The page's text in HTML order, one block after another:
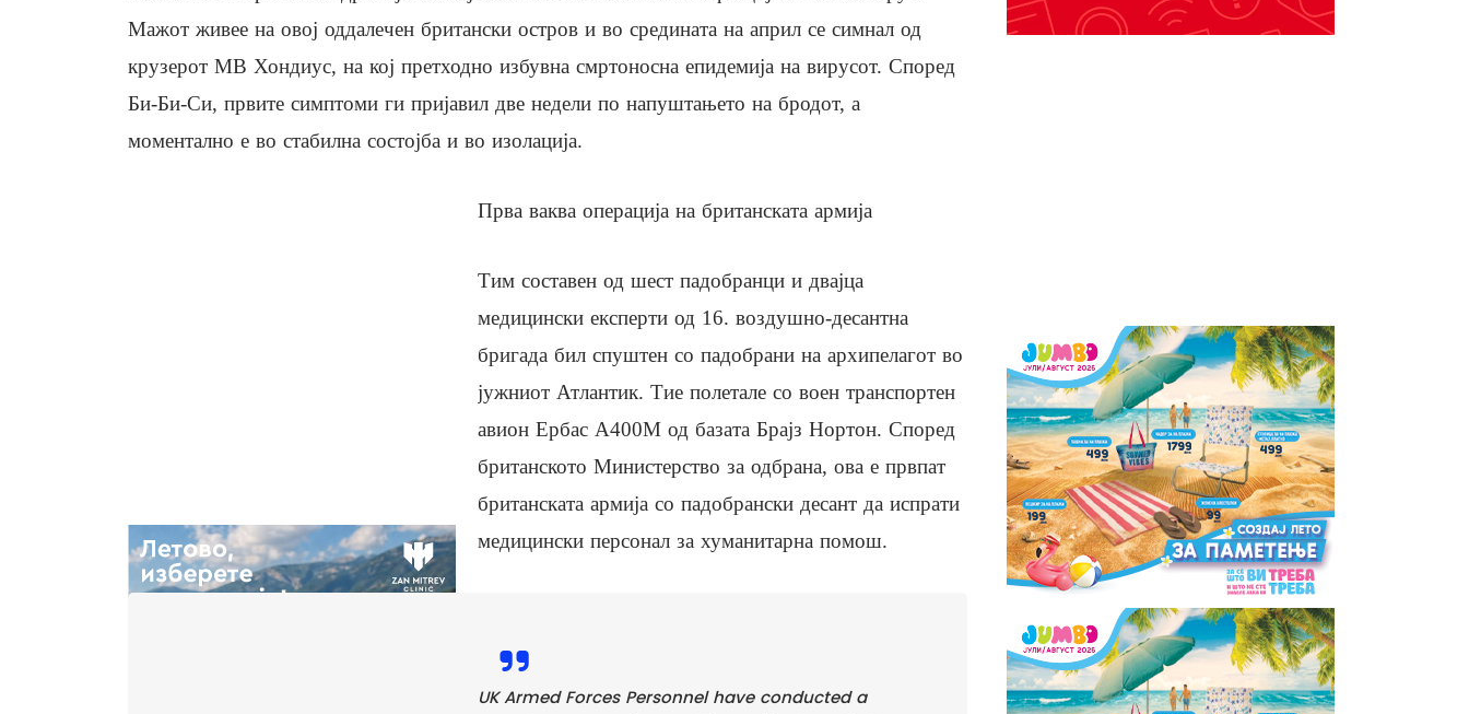
Мажот живее на овој оддалечен британски остров и во средината на април се симнал од
крузерот МВ Хондиус, на кој претходно избувна смртоносна епидемија на вирусот. Според
Би-Би-Си, првите симптоми ги пријавил две недели по напуштањето на бродот, а
моментално е во стабилна состојба и во изолација.
Прва ваква операција на британската армија
Тим составен од шест падобранци и двајца
медицински експерти од 16. воздушно-десантна
бригада бил спуштен со падобрани на архипелагот во
јужниот Атлантик. Тие полетале со воен транспортен
авион Ербас А400М од базата Брајз Нортон. Според
британското Министерство за одбрана, ова е првпат
британската армија со падобрански десант да испрати
медицински персонал за хуманитарна помош.
UK Armed Forces Personnel have conducted a